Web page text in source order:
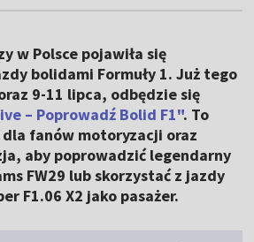
w Polsce pojawiła się
bolidami Formuły 1. Już tego
9-11 lipca, odbędzie się
– Poprowadź Bolid F1". To
fanów motoryzacji oraz
aby poprowadzić legendarny
FW29 lub skorzystać z jazdy
F1.06 X2 jako pasażer.